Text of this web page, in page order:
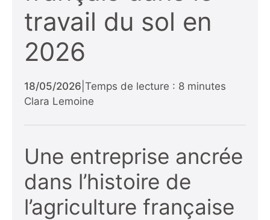
travail du sol en
2026
18/05/2026 Temps de lecture : 8 minutes
Clara Lemoine
Une entreprise ancrée
dans l’histoire de
l’agriculture française